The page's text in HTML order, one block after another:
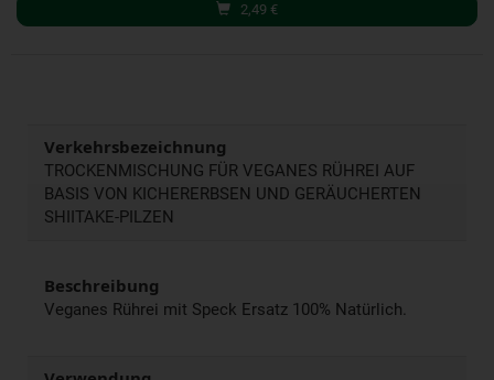
2,49 €
Verkehrsbezeichnung
TROCKENMISCHUNG FÜR VEGANES RÜHREI AUF
BASIS VON KICHERERBSEN UND GERÄUCHERTEN
SHIITAKE-PILZEN
Beschreibung
Veganes Rührei mit Speck Ersatz 100% Natürlich.